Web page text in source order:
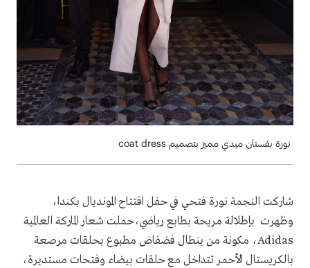
نورة بفستان ميدي مميز بتصميم coat dress
شاركت النجمة نورة فتحي في حفل افتتاح المونديال بكندا،
وظهرت بإطلالة مريحة بطابع رياضي،حملت شعار الماركة العالمية
Adidas، مكونة من بنطال فضفاض مطبوع بحلقات مرصعة
بالكريستال الأحمر تتداخل مع حلقات بيضاء وفتحات مستديرة،